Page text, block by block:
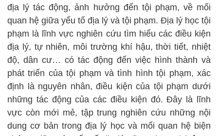
địa lý tác động, ảnh hưởng đến tội phạm, về mối
quan hệ giữa yếu tố địa lý và tội phạm. Địa lý học tội
phạm là lĩnh vực nghiên cứu tìm hiểu các điều kiện
địa lý, tự nhiên, môi trường khí hậu, thời tiết, nhiệt
độ, dân cư… có tác động đến việc hình thành và
phát triển của tội phạm và tình hình tội phạm, xác
định là nguyên nhân, điều kiện của tội phạm dưới
những tác động của các điều kiện đó. Đây là lĩnh
vực còn mới mẻ, tập trung nghiên cứu những nội
dung cơ bản trong địa lý học và mối quan hệ biện